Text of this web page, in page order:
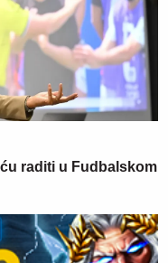
raditi u Fudbalskom